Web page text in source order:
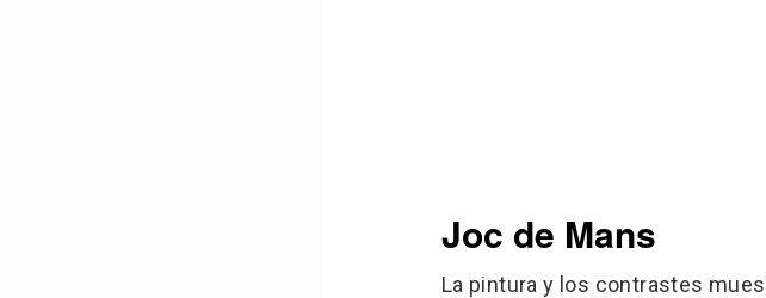
Joc de Mans
La pintura y los contrastes